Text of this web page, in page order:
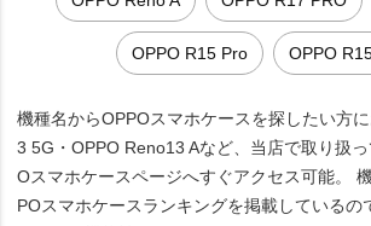
OPPO R15 Pro OPPO
機種名からOPPOスマホケースを探したい方
3 5G・OPPO Reno13 Aなど、当店で取り扱
Oスマホケースページへすぐアクセス可能。
POスマホケースランキングを掲載しているの